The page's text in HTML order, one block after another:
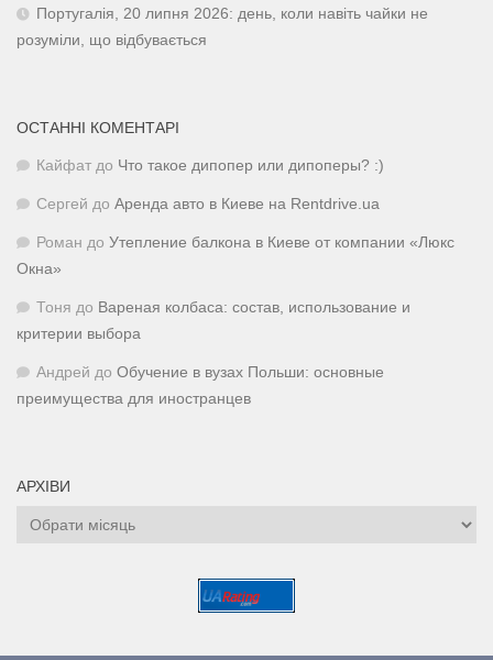
Португалія, 20 липня 2026: день, коли навіть чайки не
розуміли, що відбувається
ОСТАННІ КОМЕНТАРІ
Кайфат до Что такое дипопер или дипоперы? :)
Сергей до Аренда авто в Киеве на Rentdrive.ua
Роман до Утепление балкона в Киеве от компании «Люкс
Окна»
Тоня до Вареная колбаса: состав, использование и
критерии выбора
Андрей до Обучение в вузах Польши: основные
преимущества для иностранцев
АРХІВИ
Архіви